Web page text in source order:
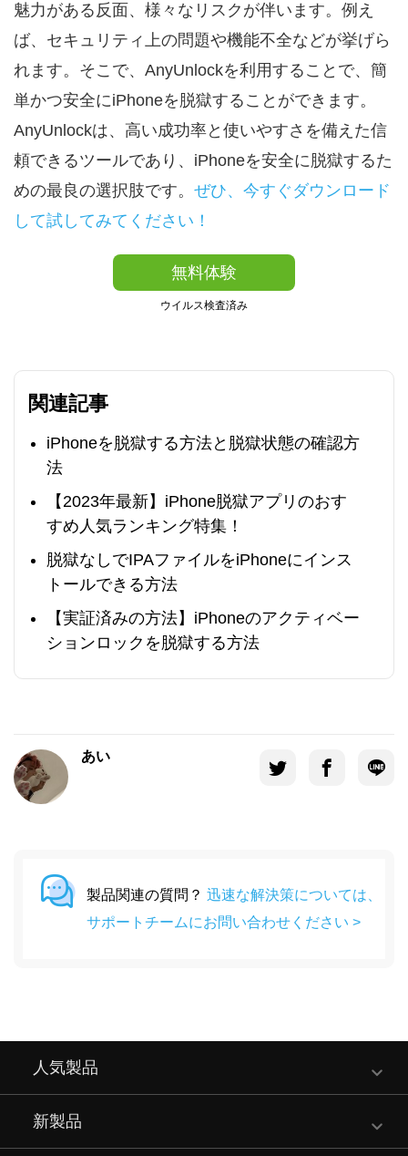
魅力がある反面、様々なリスクが伴います。例え
ば、セキュリティ上の問題や機能不全などが挙げら
れます。そこで、AnyUnlockを利用することで、簡
単かつ安全にiPhoneを脱獄することができます。
AnyUnlockは、高い成功率と使いやすさを備えた信
頼できるツールであり、iPhoneを安全に脱獄するた
めの最良の選択肢です。 ぜひ、今すぐダウンロード
して試してみてください！
無料体験
ウイルス検査済み
関連記事
iPhoneを脱獄する方法と脱獄状態の確認方
法
【2023年最新】iPhone脱獄アプリのおす
すめ人気ランキング特集！
脱獄なしでIPAファイルをiPhoneにインス
トールできる方法
【実証済みの方法】iPhoneのアクティベー
ションロックを脱獄する方法
あい
製品関連の質問？ 迅速な解決策については、
サポートチームにお問い合わせください >
人気製品
新製品